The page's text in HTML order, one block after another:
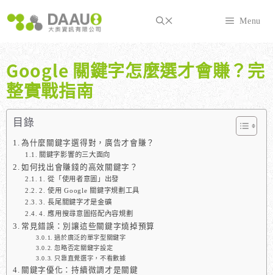
至
內
容
Menu
Google 關鍵字怎麼選才會賺？完
整實戰指南
目錄
為什麼關鍵字選得對，廣告才會賺？
關鍵字影響的三大面向
如何找出會賺錢的高效關鍵字？
1. 從「使用者意圖」出發
2. 使用 Google 關鍵字規劃工具
3. 長尾關鍵字才是金礦
4. 應用搜尋意圖搭配內容規劃
常見錯誤：別讓這些關鍵字燒掉預算
過於廣泛的單字型關鍵字
忽略否定關鍵字設定
只靠直覺選字，不看數據
關鍵字優化：持續微調才是關鍵